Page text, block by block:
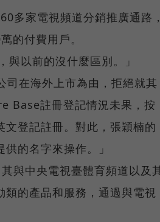
多家電視頻道分銷推廣通路
的付費用戶。
以前的沒什麼區別。」
在海外上市為由，拒絕就其
Base註冊登記情況未果，按
登記註冊。對此，張穎楠的
的名字來操作。」
與中央電視臺體育頻道以及
的產品和服務，通過與電視